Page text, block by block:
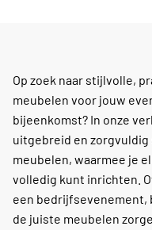
Op zoek naar stijlvolle,
meubelen voor jouw
bijeenkomst? In onze
uitgebreid en
meubelen, waarmee je
volledig kunt inrichten.
een
de juiste meubelen